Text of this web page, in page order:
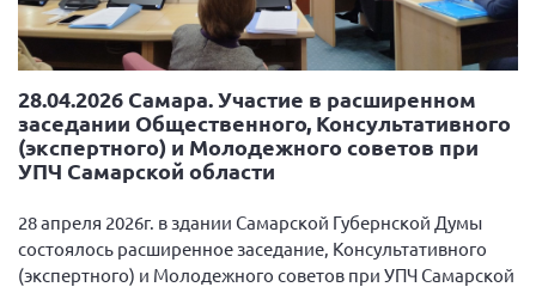
28.04.2026 Самара. Участие в расширенном
заседании Общественного, Консультативного
(экспертного) и Молодежного советов при
УПЧ Самарской области
28 апреля 2026г. в здании Самарской Губернской Думы
состоялось расширенное заседание, Консультативного
(экспертного) и Молодежного советов при УПЧ Самарской